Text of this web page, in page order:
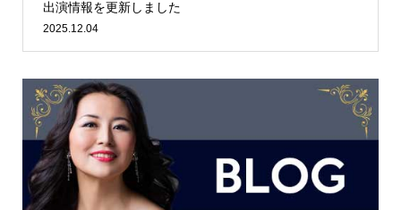
出演情報を更新しました
2025.12.04